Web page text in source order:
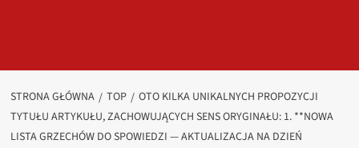
STRONA GŁÓWNA TOP
OTO KILKA UNIKALNYCH PROPOZYCJI
TYTUŁU ARTYKUŁU, ZACHOWUJĄCYCH SENS ORYGINAŁU: 1. **NOWA
LISTA GRZECHÓW DO SPOWIEDZI — AKTUALIZACJA NA DZIEŃ